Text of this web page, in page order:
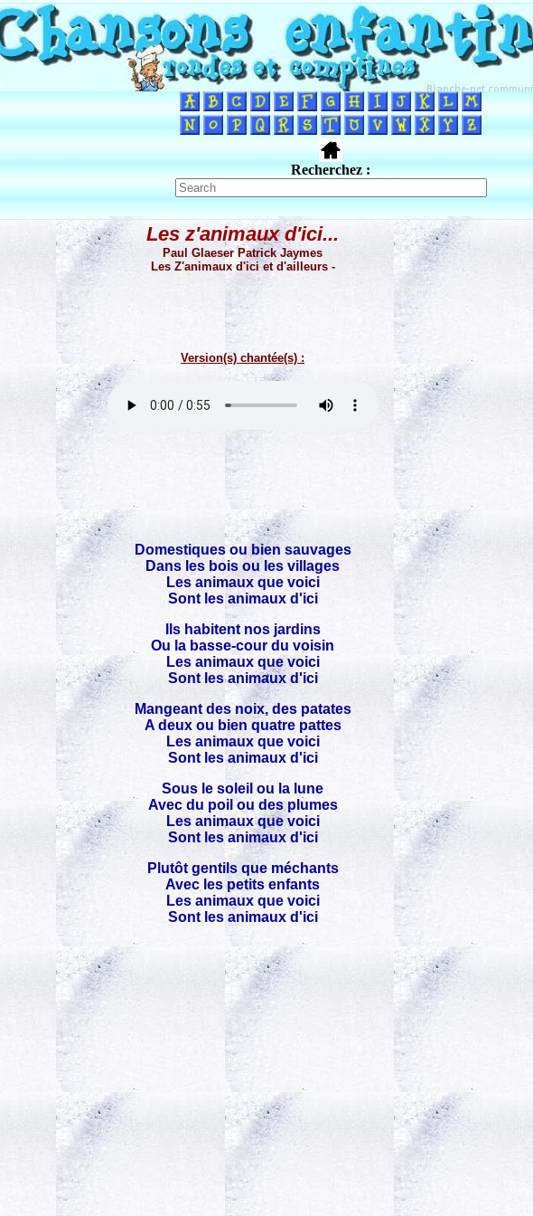
Recherchez :
Les z'animaux d'ici...
Paul Glaeser Patrick Jaymes
Les Z'animaux d'ici et d'ailleurs -
Version(s) chantée(s) :
Domestiques ou bien sauvages
Dans les bois ou les villages
Les animaux que voici
Sont les animaux d'ici
Ils habitent nos jardins
Ou la basse-cour du voisin
Les animaux que voici
Sont les animaux d'ici
Mangeant des noix, des patates
A deux ou bien quatre pattes
Les animaux que voici
Sont les animaux d'ici
Sous le soleil ou la lune
Avec du poil ou des plumes
Les animaux que voici
Sont les animaux d'ici
Plutôt gentils que méchants
Avec les petits enfants
Les animaux que voici
Sont les animaux d'ici